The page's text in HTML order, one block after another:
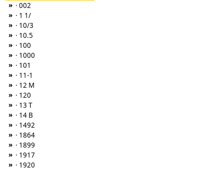
» · 002
» · 1 1/
» · 10/3
» · 10.5
» · 100
» · 1000
» · 101
» · 11-1
» · 12 M
» · 120
» · 13 T
» · 14 B
» · 1492
» · 1864
» · 1899
» · 1917
» · 1920